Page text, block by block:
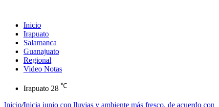
Inicio
Irapuato
Salamanca
Guanajuato
Regional
Video Notas
Irapuato 28 ℃
Inicio/Inicia junio con lluvias y ambiente más fresco, de acuerdo con